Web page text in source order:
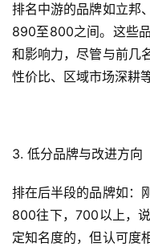
排名中游的品牌如立邦
890至800之间。这些
和影响力，尽管与前几
性价比、区域市场深耕
3. 低分品牌与改进方向
排在后半段的品牌如：
800往下，700以上，
定知名度的，但认可度